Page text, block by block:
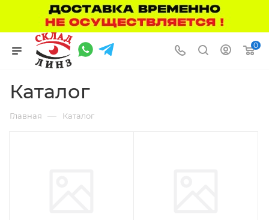
0
Каталог
Главная — Каталог